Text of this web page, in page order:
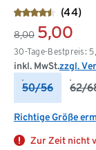
(44)
8,00 5,00
30-Tage-Bestpreis:
inkl. MwSt.zzgl.
50/56 62/
Richtige Größe
Zur Zeit nicht